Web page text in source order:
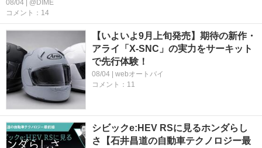
08/04 | @DIME
コメント：14
【いよいよ9月上旬発売】期待の新作・
アライ「X-SNC」の実力をサーキット
で先行体験！
08/04 | webオートバイ
コメント：11
シビックe:HEV RSに見るホンダらし
さ【石井昌道の自動車テクノロジー最